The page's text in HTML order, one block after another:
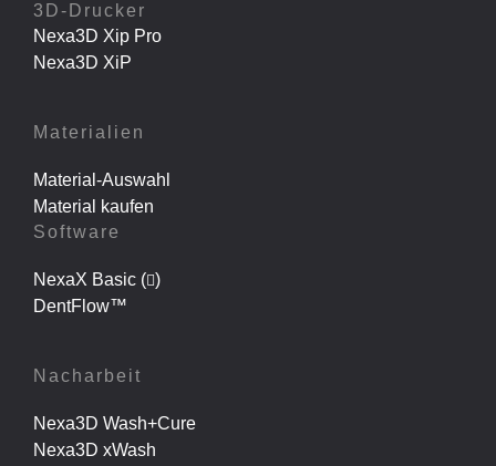
3D-Drucker
Nexa3D Xip Pro
Nexa3D XiP
Materialien
Material-Auswahl
Material kaufen
Software
NexaX Basic ( )
DentFlow™
Nacharbeit
Nexa3D Wash+Cure
Nexa3D xWash